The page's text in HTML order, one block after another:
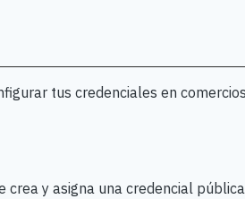
tus credenciales en
y asigna una credencial